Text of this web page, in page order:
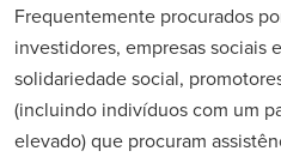
Frequentemente procurados
investidores, empresas sociais
solidariedade social,
(incluindo indivíduos com um
elevado) que procuram